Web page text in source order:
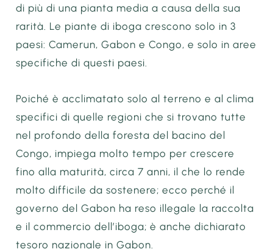
di più di una pianta media a causa della sua
rarità. Le piante di iboga crescono solo in 3
paesi: Camerun, Gabon e Congo, e solo in aree
specifiche di questi paesi.
Poiché è acclimatato solo al terreno e al clima
specifici di quelle regioni che si trovano tutte
nel profondo della foresta del bacino del
Congo, impiega molto tempo per crescere
fino alla maturità, circa 7 anni, il che lo rende
molto difficile da sostenere; ecco perché il
governo del Gabon ha reso illegale la raccolta
e il commercio dell’iboga; è anche dichiarato
tesoro nazionale in Gabon.